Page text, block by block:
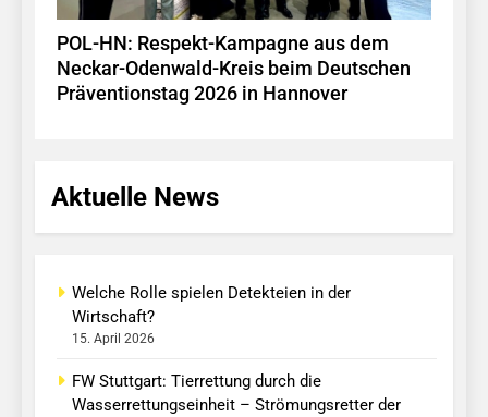
POL-HN: Respekt-Kampagne aus dem
Neckar-Odenwald-Kreis beim Deutschen
Präventionstag 2026 in Hannover
Aktuelle News
Welche Rolle spielen Detekteien in der
Wirtschaft?
15. April 2026
FW Stuttgart: Tierrettung durch die
Wasserrettungseinheit – Strömungsretter der